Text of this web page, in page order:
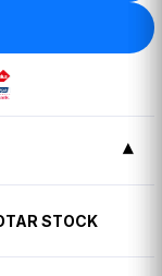
STOCK